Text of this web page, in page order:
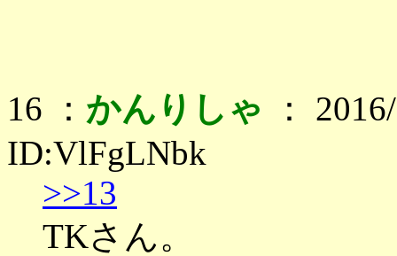
16 ： かんりしゃ ：
ID:VlFgLNbk
>>13
TKさん。